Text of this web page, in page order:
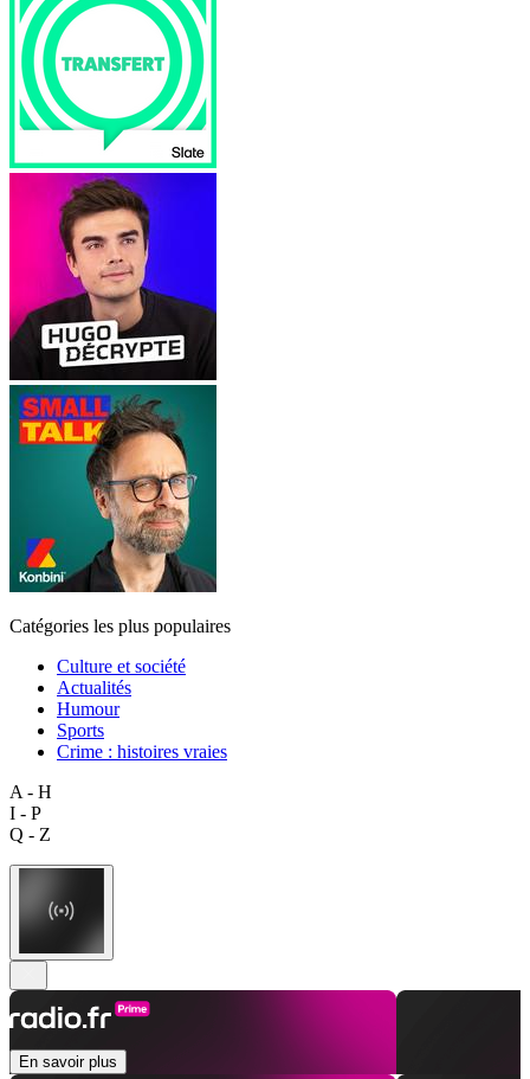
Catégories les plus populaires
Culture et société
Actualités
Humour
Sports
Crime : histoires vraies
A - H
I - P
Q - Z
En savoir plus